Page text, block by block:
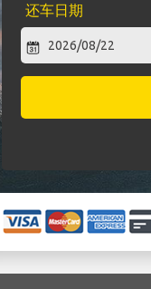
还车日期